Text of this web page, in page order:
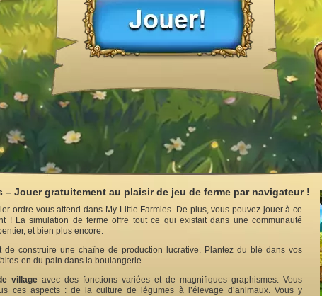
– Jouer gratuitement au plaisir de jeu de ferme par navigateur !
ordre vous attend dans My Little Farmies. De plus, vous pouvez jouer à ce
! La simulation de ferme offre tout ce qui existait dans une communauté
et bien plus encore.
de construire une chaîne de production lucrative. Plantez du blé dans vos
en du pain dans la boulangerie.
village avec des fonctions variées et de magnifiques graphismes. Vous
ces aspects : de la culture de légumes à l’élevage d’animaux. Vous y